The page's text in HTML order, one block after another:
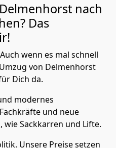
nach
Das
Auch wenn es mal schnell
von Delmenhorst
Dich da.
modernes
und neue
Sackkarren und Lifte.
Unsere Preise setzen